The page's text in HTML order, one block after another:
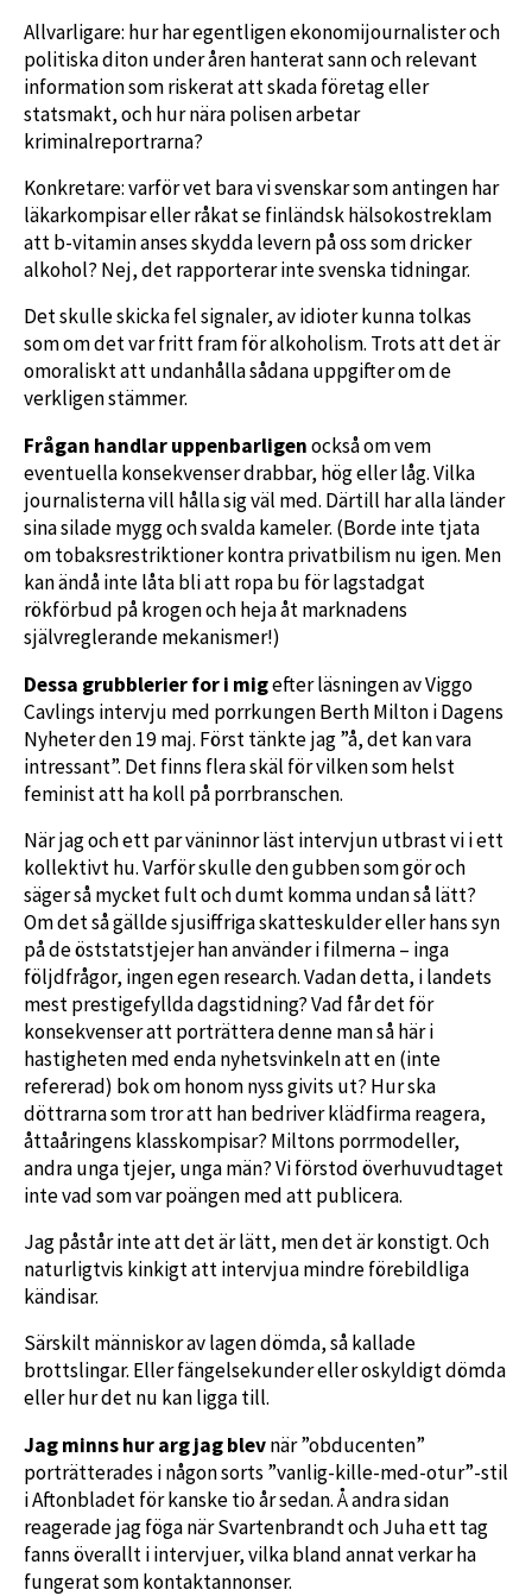
Allvarligare: hur har egentligen ekonomijournalister och
politiska diton under åren hanterat sann och relevant
information som riskerat att skada företag eller
statsmakt, och hur nära polisen arbetar
kriminalreportrarna?
Konkretare: varför vet bara vi svenskar som antingen har
läkarkompisar eller råkat se finländsk hälsokostreklam
att b-vitamin anses skydda levern på oss som dricker
alkohol? Nej, det rapporterar inte svenska tidningar.
Det skulle skicka fel signaler, av idioter kunna tolkas
som om det var fritt fram för alkoholism. Trots att det är
omoraliskt att undanhålla sådana uppgifter om de
verkligen stämmer.
Frågan handlar uppenbarligenockså om vem
eventuella konsekvenser drabbar, hög eller låg. Vilka
journalisterna vill hålla sig väl med. Därtill har alla länder
sina silade mygg och svalda kameler. (Borde inte tjata
om tobaksrestriktioner kontra privatbilism nu igen. Men
kan ändå inte låta bli att ropa bu för lagstadgat
rökförbud på krogen och heja åt marknadens
självreglerande mekanismer!)
Dessa grubblerier for i migefter läsningen av Viggo
Cavlings intervju med porrkungen Berth Milton i Dagens
Nyheter den 19 maj. Först tänkte jag ”å, det kan vara
intressant”. Det finns flera skäl för vilken som helst
feminist att ha koll på porrbranschen.
När jag och ett par väninnor läst intervjun utbrast vi i ett
kollektivt hu. Varför skulle den gubben som gör och
säger så mycket fult och dumt komma undan så lätt?
Om det så gällde sjusiffriga skatteskulder eller hans syn
på de öststatstjejer han använder i filmerna – inga
följdfrågor, ingen egen research. Vadan detta, i landets
mest prestigefyllda dagstidning? Vad får det för
konsekvenser att porträttera denne man så här i
hastigheten med enda nyhetsvinkeln att en (inte
refererad) bok om honom nyss givits ut? Hur ska
döttrarna som tror att han bedriver klädfirma reagera,
åttaåringens klasskompisar? Miltons porrmodeller,
andra unga tjejer, unga män? Vi förstod överhuvudtaget
inte vad som var poängen med att publicera.
Jag påstår inte att det är lätt, men det är konstigt. Och
naturligtvis kinkigt att intervjua mindre förebildliga
kändisar.
Särskilt människor av lagen dömda, så kallade
brottslingar. Eller fängelsekunder eller oskyldigt dömda
eller hur det nu kan ligga till.
Jag minns hur arg jag blevnär ”obducenten”
porträtterades i någon sorts ”vanlig-kille-med-otur”-stil
i Aftonbladet för kanske tio år sedan. Å andra sidan
reagerade jag föga när Svartenbrandt och Juha ett tag
fanns överallt i intervjuer, vilka bland annat verkar ha
fungerat som kontaktannonser.